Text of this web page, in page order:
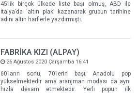
45’lik birçok ülkede liste başı olmuş, ABD ile
İtalya’da ‘altın plak’ kazanarak grubun tarihine
adını altın harflerle yazdırmıştı.
FABRİKA KIZI (ALPAY)
26 Ağustos 2020 Çarşamba 16:41
60’ların sonu, 70’lerin başı; Anadolu pop
yükselmektedir ama aranjman modası da aynı
hızla devam etmektedir. Yerli popun ilk